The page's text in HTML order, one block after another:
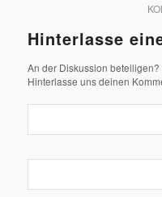
Hinterlasse
An der Diskussion beteiligen?
Hinterlasse uns deinen